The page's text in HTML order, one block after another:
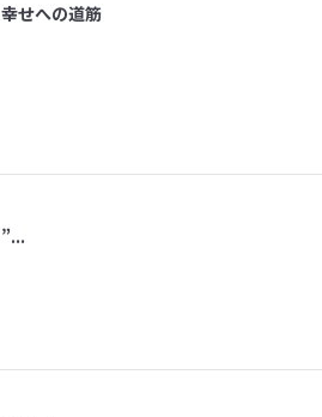
せへの道筋